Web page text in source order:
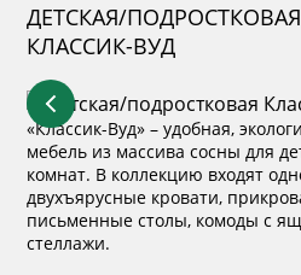
ДЕТСКАЯ/ПОДРОСТКОВАЯ
КЛАССИК-ВУД
«Классик-Вуд» – удобная,
мебель из массива сосны для
комнат. В коллекцию входят
двухъярусные кровати,
письменные столы, комоды с
стеллажи.